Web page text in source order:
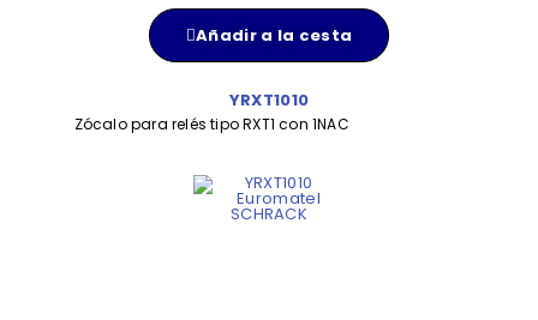
Añadir a la cesta
YRXT1010
Zócalo para relés tipo RXT1 con 1NAC